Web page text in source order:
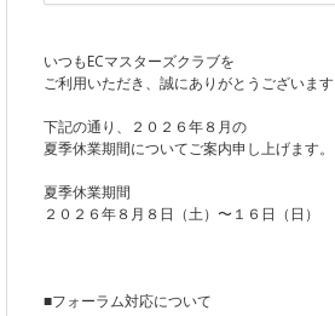
いつもECマスターズクラブを
ご利用いただき、誠にありがとうございます
下記の通り、２０２６年８月の
夏季休業期間についてご案内申し上げます。
夏季休業期間
２０２６年８月８日（土）〜１６日（日）
■フォーラム対応について